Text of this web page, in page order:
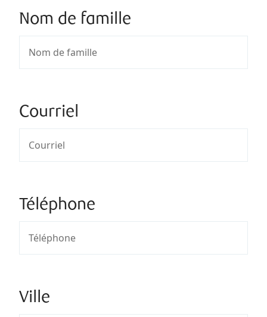
Nom de famille
Courriel
Téléphone
Ville